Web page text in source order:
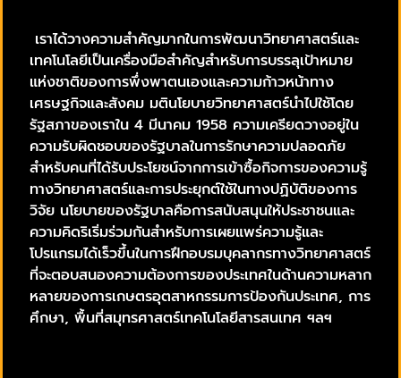
เราได้วางความสำคัญมากในการพัฒนาวิทยาศาสตร์และ
เทคโนโลยีเป็นเครื่องมือสำคัญสำหรับการบรรลุเป้าหมาย
แห่งชาติของการพึ่งพาตนเองและความก้าวหน้าทาง
เศรษฐกิจและสังคม มตินโยบายวิทยาศาสตร์นำไปใช้โดย
รัฐสภาของเราใน 4 มีนาคม 1958 ความเครียดวางอยู่ใน
ความรับผิดชอบของรัฐบาลในการรักษาความปลอดภัย
สำหรับคนที่ได้รับประโยชน์จากการเข้าซื้อกิจการของความรู้
ทางวิทยาศาสตร์และการประยุกต์ใช้ในทางปฏิบัติของการ
วิจัย นโยบายของรัฐบาลคือการสนับสนุนให้ประชาชนและ
ความคิดริเริ่มร่วมกันสำหรับการเผยแพร่ความรู้และ
โปรแกรมได้เร็วขึ้นในการฝึกอบรมบุคลากรทางวิทยาศาสตร์
ที่จะตอบสนองความต้องการของประเทศในด้านความหลาก
หลายของการเกษตรอุตสาหกรรมการป้องกันประเทศ, การ
ศึกษา, พื้นที่สมุทรศาสตร์เทคโนโลยีสารสนเทศ ฯลฯ